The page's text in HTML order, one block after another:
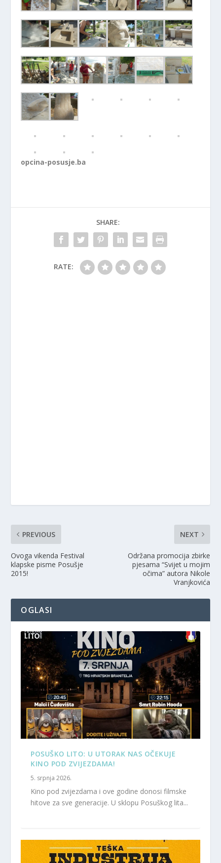
opcina-posusje.ba
SHARE:
RATE:
PREVIOUS
Ovoga vikenda Festival
klapske pisme Posušje
2015!
NEXT
Održana promocija zbirke
pjesama “Svijet u mojim
očima” autora Nikole
Vranjkovića
OGLASI
POSUŠKO LITO: U UTORAK NAS OČEKUJE
KINO POD ZVIJEZDAMA!
5. srpnja 2026.
Kino pod zvijezdama i ove godine donosi filmske
hitove za sve generacije. U sklopu Posuškog lita...